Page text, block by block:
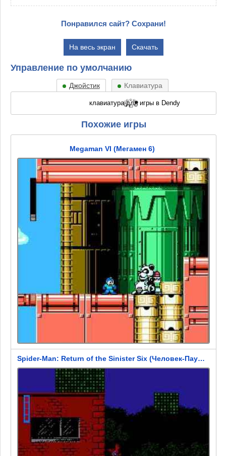
Понравился сайт? Сохрани!
На весь экран Скачать
Управление по умолчанию
Джойстик Клавиатура
Похожие игры
Megaman VI (Мегамен 6)
Spider-Man: Return of the Sinister Six (Человек-Паук: Возвращение Зловещей Шестерки)